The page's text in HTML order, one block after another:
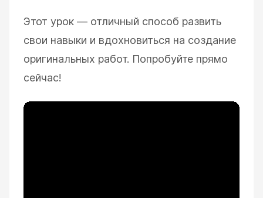
Этот урок — отличный способ развить
свои навыки и вдохновиться на создание
оригинальных работ. Попробуйте прямо
сейчас!